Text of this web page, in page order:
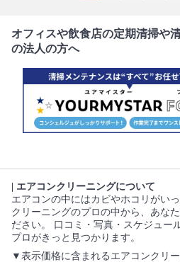
オフィスや飲食店の定期清掃や
の法人の方へ
| エアコンクリーニングについて
エアコンの中にはカビやホコリがい
クリーニングのプロの中から、あな
ださい。 口コミ・写真・スケジュー
プロがきっと見つかります。
▼表示価格に含まれるエアコンクリ